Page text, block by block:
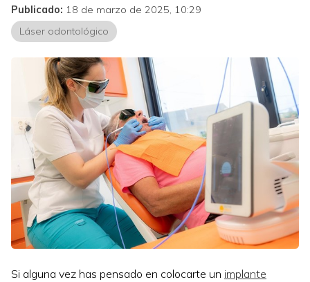
Publicado: 18 de marzo de 2025, 10:29
Láser odontológico
Si alguna vez has pensado en colocarte un implante